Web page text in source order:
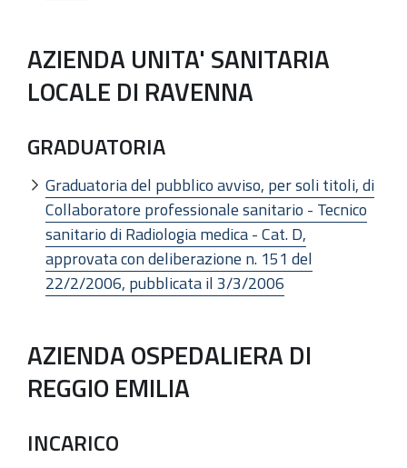
AZIENDA UNITA' SANITARIA
LOCALE DI RAVENNA
GRADUATORIA
Graduatoria del pubblico avviso, per soli titoli, di
Collaboratore professionale sanitario - Tecnico
sanitario di Radiologia medica - Cat. D,
approvata con deliberazione n. 151 del
22/2/2006, pubblicata il 3/3/2006
AZIENDA OSPEDALIERA DI
REGGIO EMILIA
INCARICO